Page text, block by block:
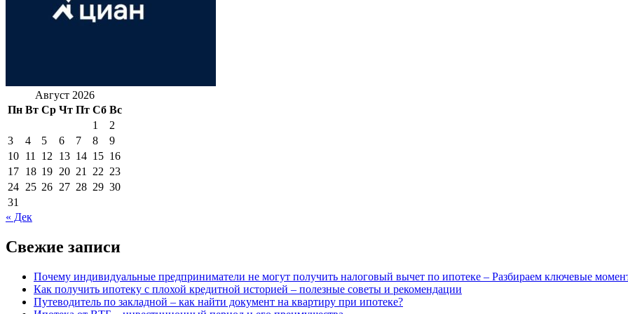
Август 2026
Пн Вт Ср Чт Пт Сб Вс
1
2
3
4 5 6 7 8
9
10 11 12 13 14 15 16
17 18 19 20 21 22 23
24 25 26 27 28 29 30
31
« Дек
Свежие записи
Почему индивидуальные предприниматели не могут получить налоговый вычет по ипотеке – Разбираем ключевые
Как получить ипотеку с плохой кредитной историей – полезные советы и рекомендации
Путеводитель по закладной – как найти документ на квартиру при ипотеке?